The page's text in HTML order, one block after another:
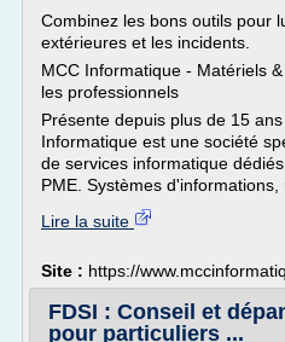
Combinez les bons outils pour
extérieures et les incidents.
MCC Informatique - Matériels
les professionnels
Présente depuis plus de 15
Informatique est une société
de services informatique
PME. Systèmes d'informations,
Lire la suite
Site : https://
FDSI : Conseil et
pour particuliers ...